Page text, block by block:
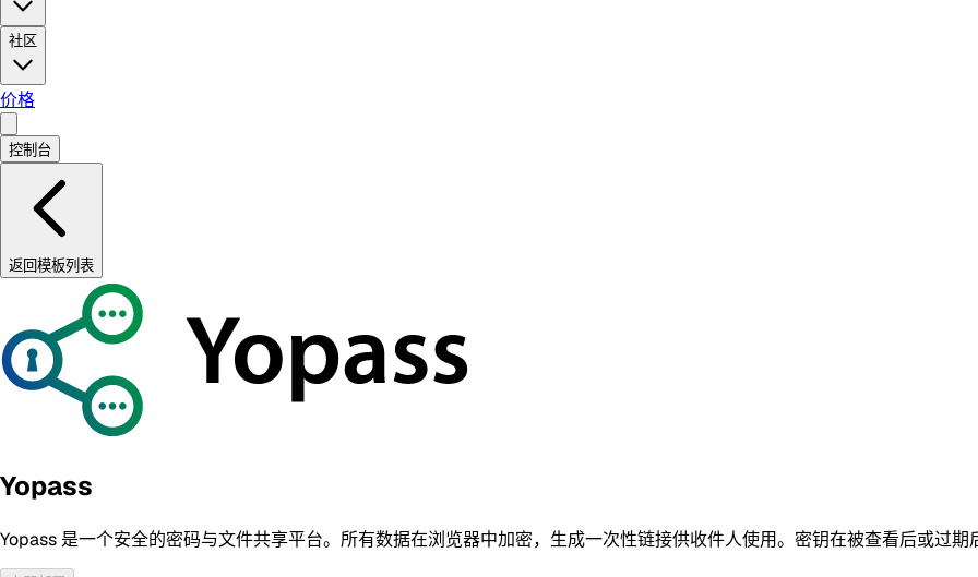
社区
价格
控制台
返回模板列表
Yopass
Yopass 是一个安全的密码与文件共享平台。所有数据在浏览器中加密，生成一次性链接供收件人使用。密钥在被查看后或过期